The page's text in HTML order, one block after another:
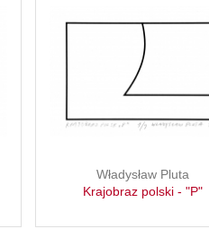
Władysław Pluta
Krajobraz polski - "P"